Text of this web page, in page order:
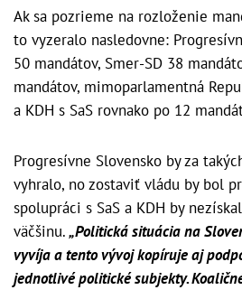
Ak sa pozrieme na rozloženie
to vyzeralo nasledovne:
50 mandátov, Smer-SD 38
mandátov, mimoparlamentná
a KDH s SaS rovnako po 12
Progresívne Slovensko by za
vyhralo, no zostaviť vládu by bol
spolupráci s SaS a KDH by
väčšinu.„Politická situácia na
vyvíja a tento vývoj kopíruje aj
jednotlivé politické subjekty.